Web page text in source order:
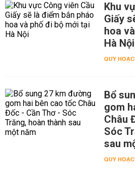
Khu
Giấy
hoa
Hà Nội
QUY
Bổ
gom
Châu
Sóc
sau
QUY